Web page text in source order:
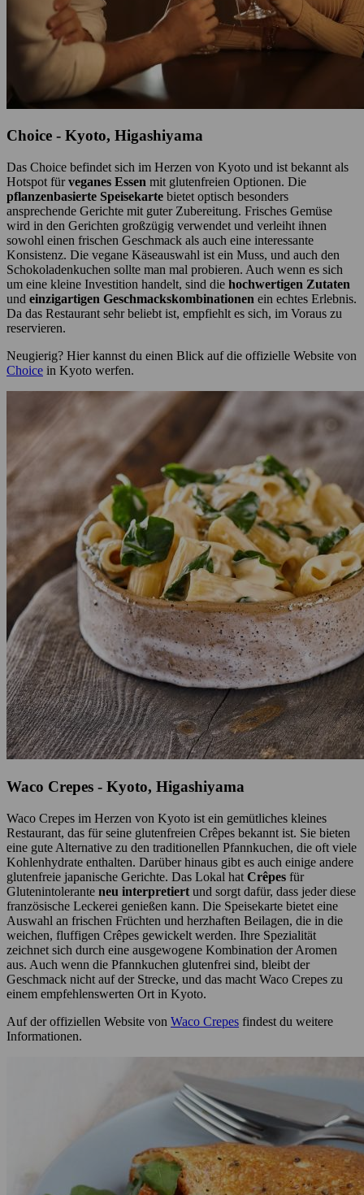
Choice - Kyoto, Higashiyama
Das Choice befindet sich im Herzen von Kyoto und ist bekannt als
Hotspot fürveganes Essen mit glutenfreien Optionen. Die
pflanzenbasierte Speisekarte bietet optisch besonders
ansprechende Gerichte mit guter Zubereitung. Frisches Gemüse
wird in den Gerichten großzügig verwendet und verleiht ihnen
sowohl einen frischen Geschmack als auch eine interessante
Konsistenz. Die vegane Käseauswahl ist ein Muss, und auch den
Schokoladenkuchen sollte man mal probieren. Auch wenn es sich
um eine kleine Investition handelt, sind die hochwertigen Zutaten
und einzigartigen Geschmackskombinationen ein echtes Erlebnis.
Da das Restaurant sehr beliebt ist, empfiehlt es sich, im Voraus zu
reservieren.
Neugierig? Hier kannst du einen Blick auf die offizielle Website von
Choice in Kyoto werfen.
Waco Crepes - Kyoto, Higashiyama
Waco Crepes im Herzen von Kyoto ist ein gemütliches kleines
Restaurant, das für seine glutenfreien Crêpes bekannt ist. Sie bieten
eine gute Alternative zu den traditionellen Pfannkuchen, die oft viele
Kohlenhydrate enthalten. Darüber hinaus gibt es auch einige andere
glutenfreie japanische Gerichte. Das Lokal hat Crêpes für
Glutenintolerante neu interpretiert und sorgt dafür, dass jeder diese
französische Leckerei genießen kann. Die Speisekarte bietet eine
Auswahl an frischen Früchten und herzhaften Beilagen, die in die
weichen, fluffigen Crêpes gewickelt werden. Ihre Spezialität
zeichnet sich durch eine ausgewogene Kombination der Aromen
aus. Auch wenn die Pfannkuchen glutenfrei sind, bleibt der
Geschmack nicht auf der Strecke, und das macht Waco Crepes zu
einem empfehlenswerten Ort in Kyoto.
Auf der offiziellen Website von Waco Crepes findest du weitere
Informationen.